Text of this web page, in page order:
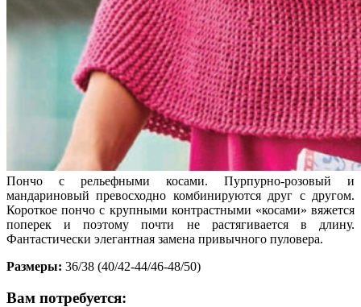
Пончо с рельефными косами. Пурпурно-розовый и
мандариновый превосходно комбинируются друг с другом.
Короткое пончо с крупными контрастными «косами» вяжется
поперек и поэтому почти не растягивается в длину.
Фантастически элегантная замена привычного пуловера.
Размеры: 36/38 (40/42-44/46-48/50)
Вам потребуется: